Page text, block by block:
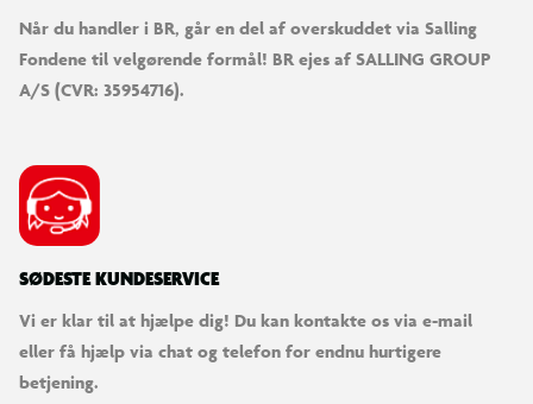
Når du handler i BR, går en del af overskuddet via Salling
Fondene til velgørende formål! BR ejes af SALLING GROUP
A/S (CVR: 35954716).
SØDESTE KUNDESERVICE
Vi er klar til at hjælpe dig! Du kan kontakte os via e-mail
eller få hjælp via chat og telefon for endnu hurtigere
betjening.